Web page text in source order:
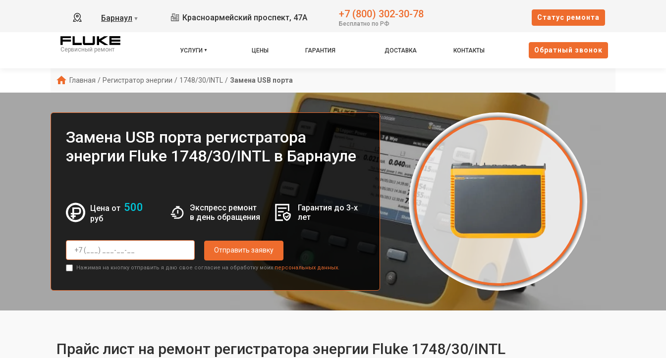
Барнаул ▼ Красноармейский проспект, 47А +7 (800) 302-30-78
Бесплатно по РФ
Cтатус ремонта
Сервисный ремонт УСЛУГИ ЦЕНЫ ГАРАНТИЯ ДОСТАВКА КОНТАКТЫ Oбратный звонок
Главная / Регистратор энергии / 1748/30/INTL / Замена USB порта
Замена USB порта регистратора
энергии Fluke 1748/30/INTL в Барнауле
Цена от 500
руб
Экспресс ремонт
в день обращения
Гарантия до 3-х
лет
Отправить заявку
Нажимая на кнопку отправить я даю свое согласие на обработку моих персональных данных.
Прайс лист на ремонт регистратора энергии Fluke 1748/30/INTL